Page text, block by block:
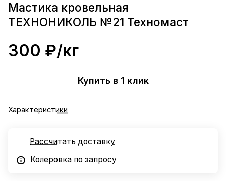
Мастика кровельная
ТЕХНОНИКОЛЬ №21 Техномаст
300 ₽/кг
Купить в 1 клик
Характеристики
Рассчитать доставку
Колеровка по запросу